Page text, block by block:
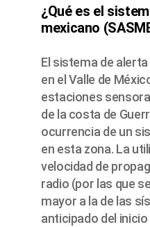
¿Qué es el
mexicano
El sistema de
en el Valle de
estaciones
de la costa de
ocurrencia de un
en esta zona. La
velocidad de
radio (por las que
mayor a la de las
anticipado del